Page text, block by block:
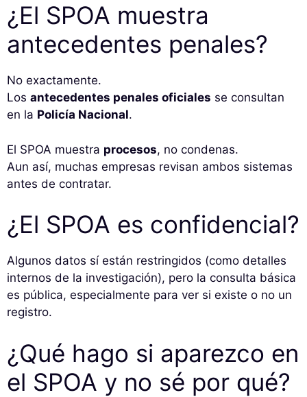
¿El SPOA muestra
antecedentes penales?
No exactamente.
Los antecedentes penales oficiales se consultan
en la Policía Nacional.
El SPOA muestra procesos, no condenas.
Aun así, muchas empresas revisan ambos sistemas
antes de contratar.
¿El SPOA es confidencial?
Algunos datos sí están restringidos (como detalles
internos de la investigación), pero la consulta básica
es pública, especialmente para ver si existe o no un
registro.
¿Qué hago si aparezco en
el SPOA y no sé por qué?